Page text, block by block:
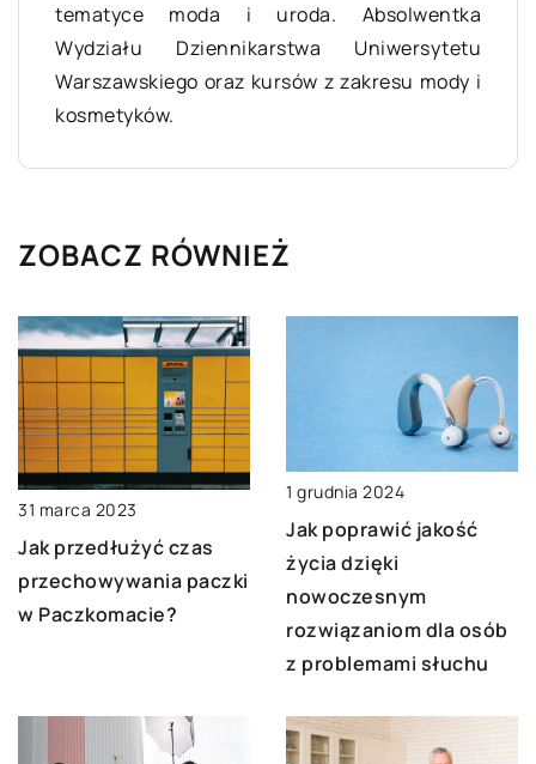
tematyce moda i uroda. Absolwentka
Wydziału Dziennikarstwa Uniwersytetu
Warszawskiego oraz kursów z zakresu mody i
kosmetyków.
ZOBACZ RÓWNIEŻ
31 marca 2023
Jak przedłużyć czas
przechowywania paczki
w Paczkomacie?
1 grudnia 2024
Jak poprawić jakość
życia dzięki
nowoczesnym
rozwiązaniom dla osób
z problemami słuchu